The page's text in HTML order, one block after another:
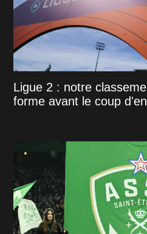
Ligue 2 : notre
forme avant le coup